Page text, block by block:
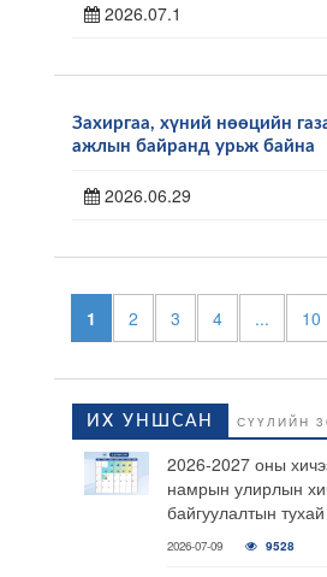
2026.07.1
Захиргаа, хүний нөөцийн
ажлын байранд урьж байна
2026.06.29
1 2 3 4 ... 10
ИХ УНШСАН СҮҮЛИЙН
2026-2027 оны
намрын улирлын
байгуулалтын тухай
2026-07-09 9528